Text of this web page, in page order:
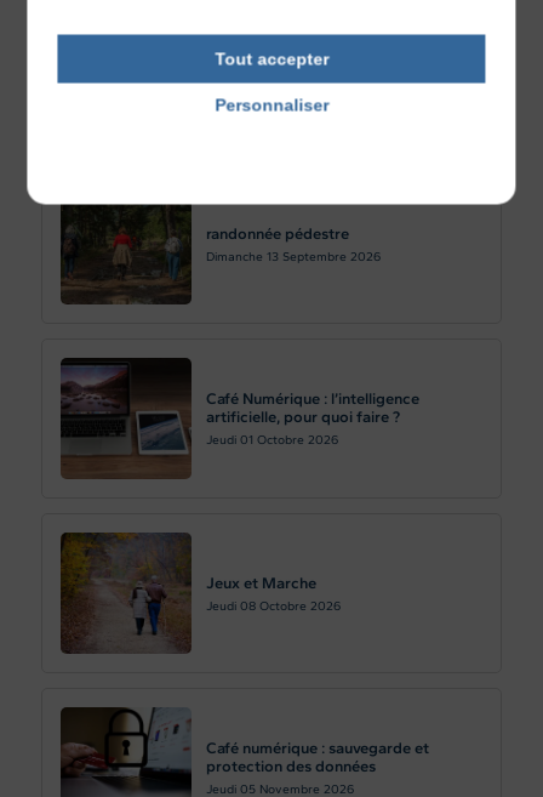
Sortie Château Médiéval d’Oudon
Vendredi 11 Septembre 2026
randonnée pédestre
Dimanche 13 Septembre 2026
Café Numérique : l’intelligence
artificielle, pour quoi faire ?
Jeudi 01 Octobre 2026
Jeux et Marche
Jeudi 08 Octobre 2026
Café numérique : sauvegarde et
protection des données
Jeudi 05 Novembre 2026
Tout accepter
Personnaliser